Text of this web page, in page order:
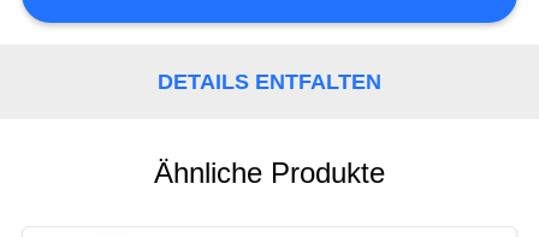
DETAILS ENTFALTEN
Ähnliche Produkte